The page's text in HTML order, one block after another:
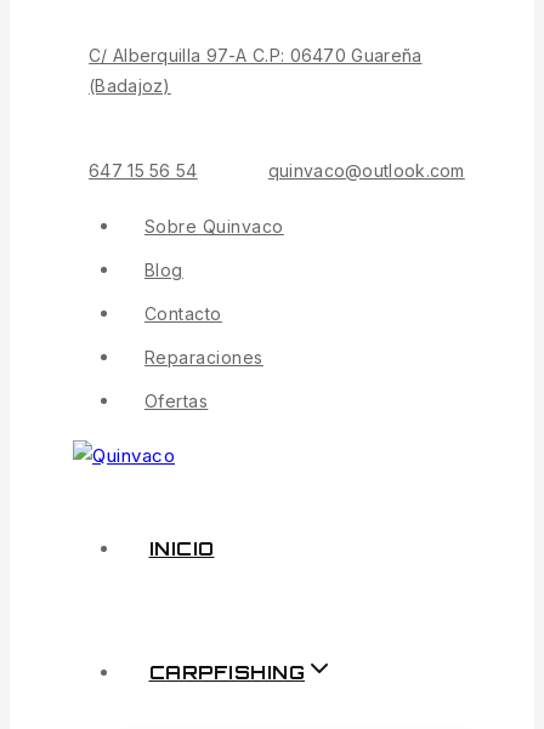
C/ Alberquilla 97-A C.P: 06470 Guareña
(Badajoz)
647 15 56 54 quinvaco@outlook.com
Sobre Quinvaco
Blog
Contacto
Reparaciones
Ofertas
INICIO
CARPFISHING